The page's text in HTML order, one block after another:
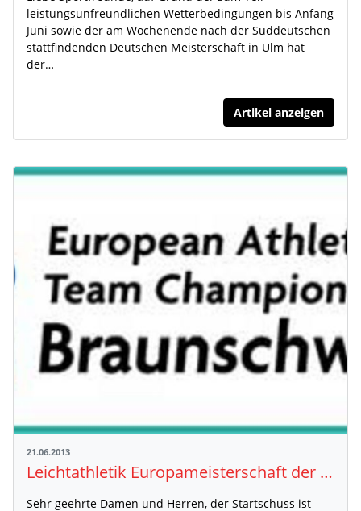
leistungsunfreundlichen Wetterbedingungen bis Anfang
Juni sowie der am Wochenende nach der Süddeutschen
stattfindenden Deutschen Meisterschaft in Ulm hat
der…
Artikel anzeigen
21.06.2013
Leichtathletik Europameisterschaft der Nationalteams!
Sehr geehrte Damen und Herren, der Startschuss ist